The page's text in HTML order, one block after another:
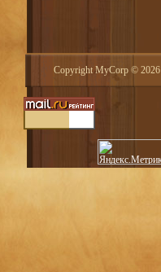
Copyright MyCorp © 2026